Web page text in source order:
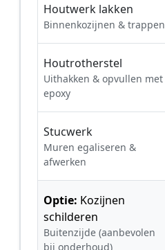
Houtwerk lakken
Binnenkozijnen & trappen
Houtrotherstel
Uithakken & opvullen met
epoxy
Stucwerk
Muren egaliseren &
afwerken
Optie: Kozijnen
schilderen
Buitenzijde (aanbevolen
bij onderhoud)